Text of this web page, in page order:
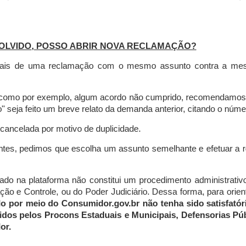
POSSO ABRIR NOVA RECLAMAÇÃO?
de uma reclamação com o mesmo assunto contra a
por exemplo, algum acordo não cumprido,
feito um breve relato da demanda anterior, citando o
por motivo de duplicidade.
pedimos que escolha um assunto semelhante e efetuar a
na plataforma não constitui um procedimento
e Controle, ou do Poder Judiciário. Dessa forma, para
por meio do Consumidor.gov.br não tenha sido
pelos Procons Estaduais e Municipais, Defensorias